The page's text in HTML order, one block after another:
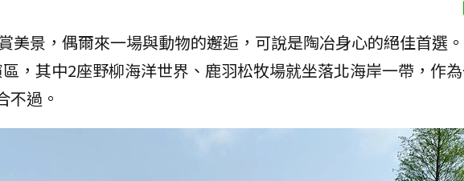
美景，偶爾來一場與動物的邂逅，可說是陶冶身心的絕佳首選
，其中2座野柳海洋世界、鹿羽松牧場就坐落北海岸一帶，作
不過。